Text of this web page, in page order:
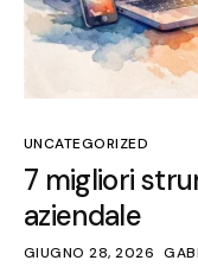
UNCATEGORIZED
7 migliori
aziendale
GIUGNO 28, 2026